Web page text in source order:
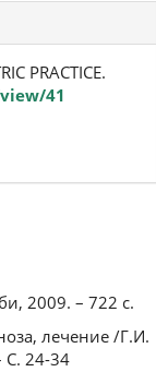
PRACTICE.
41
2009. – 722 с.
лечение /Г.И.
24-34